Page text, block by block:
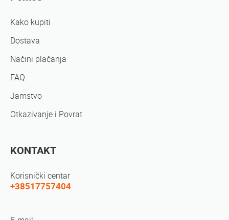
Kako kupiti
Dostava
Načini plačanja
FAQ
Jamstvo
Otkazivanje i Povrat
KONTAKT
Korisnički centar
+38517757404